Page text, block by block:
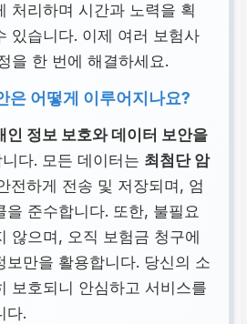
처리하며 시간과 노력을 획
있습니다. 이제 여러 보험사
을 한 번에 해결하세요.
은 어떻게 이루어지나요?
인 정보 보호와 데이터 보안을
다. 모든 데이터는 최첨단 암
전하게 전송 및 저장되며, 엄
을 준수합니다. 또한, 불필요
않으며, 오직 보험금 청구에
보만을 활용합니다. 당신의 소
보호되니 안심하고 서비스를
다.